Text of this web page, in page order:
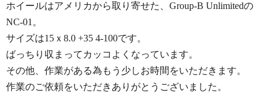
ホイールはアメリカから取り寄せた、Group-B Unlimitedの
NC-01。
サイズは15ｘ8.0 +35 4-100です。
ばっちり収まってカッコよくなっています。
その他、作業がある為もう少しお時間をいただきます。
作業のご依頼をいただきありがとうございました。